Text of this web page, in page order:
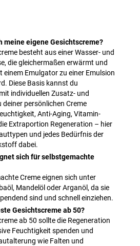
meine eigene Gesichtscreme?
besteht aus einer Wasser- und
die gleichermaßen erwärmt und
einem Emulgator zu einer Emulsion
Diese Basis kannst du
individuellen Zusatz- und
persönlichen Creme
Anti-Aging, Vitamin-
Extraportion Regeneration – hier
und jedes Bedürfnis der
dabei.
sich für selbstgemachte
Creme eignen sich unter
Mandelöl oder Arganöl, da sie
sind und schnell einziehen.
Gesichtscreme ab 50?
ab 50 sollte die Regeneration
Feuchtigkeit spenden und
wie Falten und